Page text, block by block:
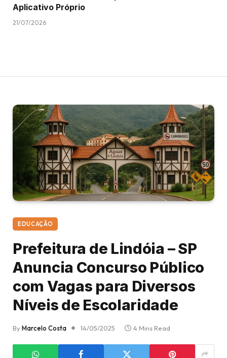
Aplicativo Próprio
21/07/2026
EDUCAÇÃO
Prefeitura de Lindóia – SP
Anuncia Concurso Público
com Vagas para Diversos
Níveis de Escolaridade
ByMarcelo Costa 14/05/2025 4 Mins Read